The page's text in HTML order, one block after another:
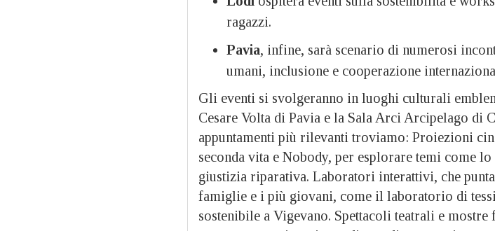
ragazzi.
Pavia, infine, sarà scenario di numerosi
umani, inclusione e cooperazione
Gli eventi si svolgeranno in luoghi culturali
Cesare Volta di Pavia e la Sala Arci Arcipelago di
appuntamenti più rilevanti troviamo: Proiezioni
seconda vita e Nobody, per esplorare temi come
giustizia riparativa. Laboratori interattivi, che
famiglie e i più giovani, come il laboratorio di
sostenibile a Vigevano. Spettacoli teatrali e mostre